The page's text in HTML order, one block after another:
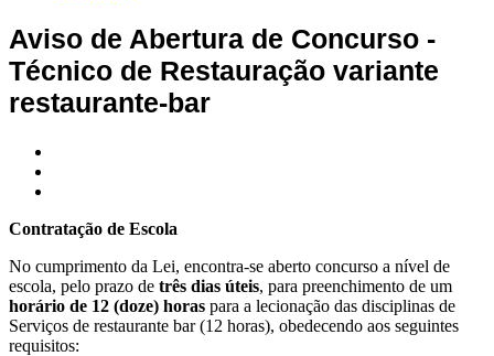
Aviso de Abertura de Concurso -
Técnico de Restauração variante
restaurante-bar
Contratação de Escola
No cumprimento da Lei, encontra-se aberto concurso a nível de
escola, pelo prazo de três dias úteis, para preenchimento de um
horário de 12 (doze) horas para a lecionação das disciplinas de
Serviços de restaurante bar (12 horas), obedecendo aos seguintes
requisitos: